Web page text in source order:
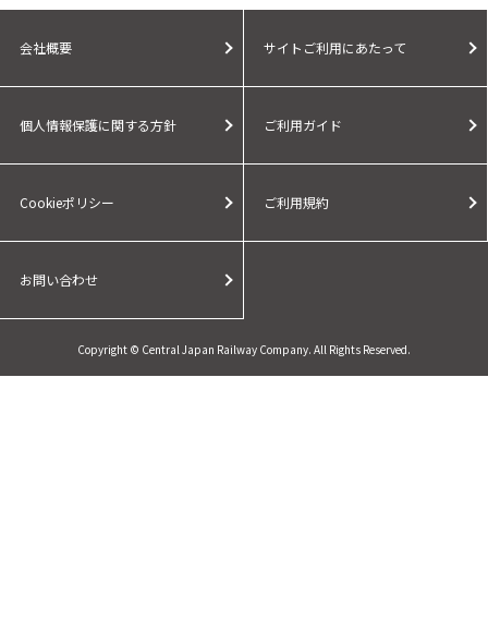
会社概要 サイトご利用にあたって
個人情報保護に関する方針 ご利用ガイド
Cookieポリシー ご利用規約
お問い合わせ
Copyright © Central Japan Railway Company. All Rights Reserved.